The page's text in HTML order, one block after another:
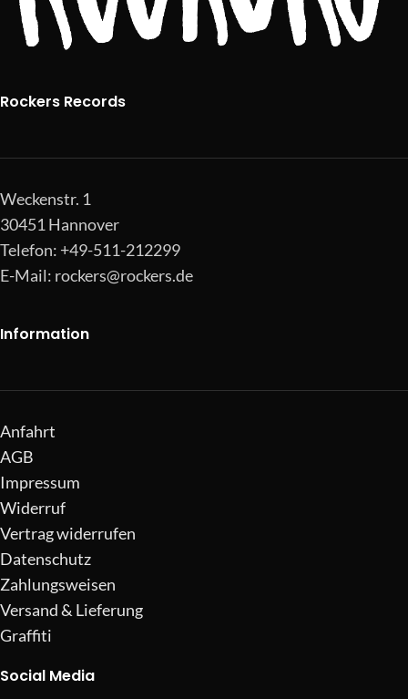
Rockers Records
Weckenstr. 1
30451 Hannover
Telefon: +49-511-212299
E-Mail: rockers@rockers.de
Information
Anfahrt
AGB
Impressum
Widerruf
Vertrag widerrufen
Datenschutz
Zahlungsweisen
Versand & Lieferung
Graffiti
Social Media